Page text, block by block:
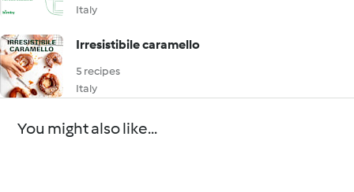
Italy
Irresistibile caramello
5 recipes
Italy
You might also like...